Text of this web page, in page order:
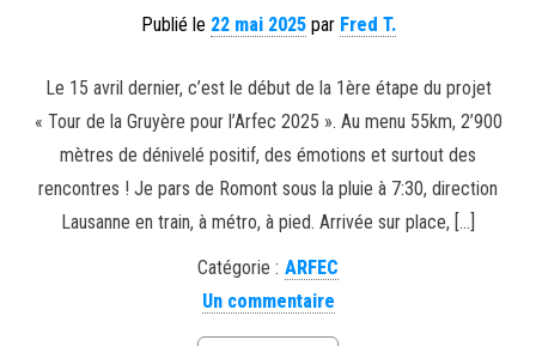
Publié le 22 mai 2025par Fred T.
Le 15 avril dernier, c’est le début de la 1ère étape du projet
« Tour de la Gruyère pour l’Arfec 2025 ». Au menu 55km, 2’900
mètres de dénivelé positif, des émotions et surtout des
rencontres ! Je pars de Romont sous la pluie à 7:30, direction
Lausanne en train, à métro, à pied. Arrivée sur place, […]
Catégorie : ARFEC
Un commentaire